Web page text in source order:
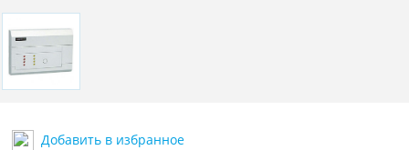
Добавить в избранное